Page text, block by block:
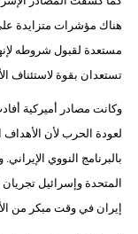
هناك مؤشرات متزايدة
مستعدة لقبول شروطه
تستعدان بقوة لاستئناف
وكانت مصادر أميركية
لعودة الحرب لأن الأهداف
بالبرنامج النووي
المتحدة وإسرائيل
إيران في وقت مبكر من